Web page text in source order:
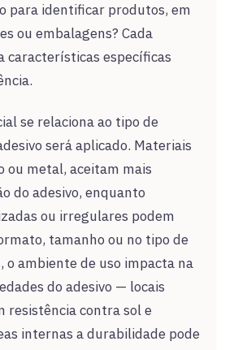
para identificar produtos, em
ou embalagens? Cada
características específicas
se relaciona ao tipo de
será aplicado. Materiais
ou metal, aceitam mais
do adesivo, enquanto
ou irregulares podem
tamanho ou no tipo de
o ambiente de uso impacta na
do adesivo — locais
resistência contra sol e
internas a durabilidade pode